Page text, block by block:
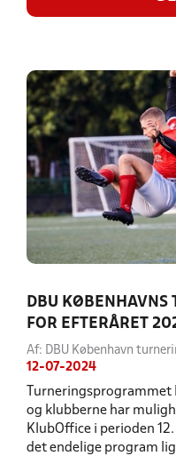
DBU KØBENHAVNS
FOR EFTERÅRET
Af: DBU København
12-07-2024
og klubberne har
KlubOffice i perioden
det endelige program